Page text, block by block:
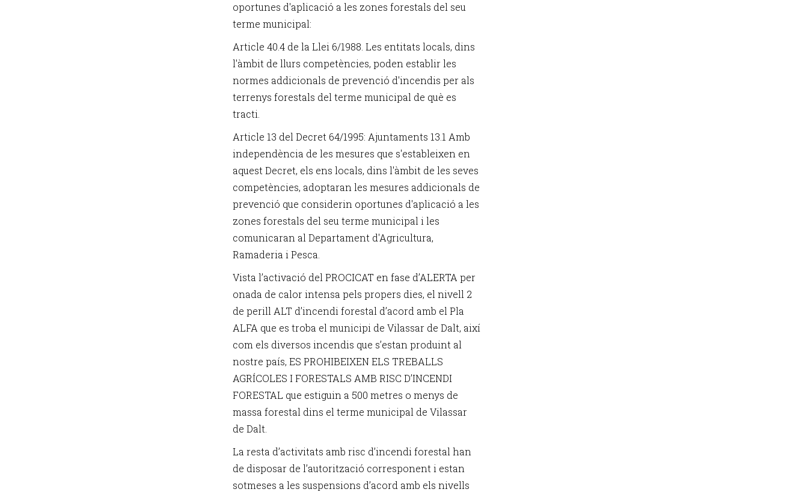
oportunes d'aplicació a les zones forestals del seu
terme municipal:
Article 40.4 de la Llei 6/1988. Les entitats locals, dins
l'àmbit de llurs competències, poden establir les
normes addicionals de prevenció d'incendis per als
terrenys forestals del terme municipal de què es
tracti.
Article 13 del Decret 64/1995: Ajuntaments 13.1 Amb
independència de les mesures que s'estableixen en
aquest Decret, els ens locals, dins l'àmbit de les seves
competències, adoptaran les mesures addicionals de
prevenció que considerin oportunes d'aplicació a les
zones forestals del seu terme municipal i les
comunicaran al Departament d'Agricultura,
Ramaderia i Pesca.
Vista l’activació del PROCICAT en fase d’ALERTA per
onada de calor intensa pels propers dies, el nivell 2
de perill ALT d’incendi forestal d’acord amb el Pla
ALFA que es troba el municipi de Vilassar de Dalt, així
com els diversos incendis que s’estan produint al
nostre país, ES PROHIBEIXEN ELS TREBALLS
AGRÍCOLES I FORESTALS AMB RISC D’INCENDI
FORESTAL que estiguin a 500 metres o menys de
massa forestal dins el terme municipal de Vilassar
de Dalt.
La resta d’activitats amb risc d’incendi forestal han
de disposar de l’autorització corresponent i estan
sotmeses a les suspensions d’acord amb els nivells